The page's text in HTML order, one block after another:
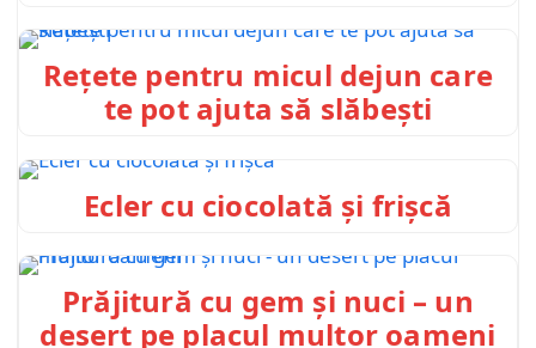
Rețete pentru micul dejun care
te pot ajuta să slăbești
Ecler cu ciocolată și frișcă
Prăjitură cu gem și nuci – un
desert pe placul multor oameni